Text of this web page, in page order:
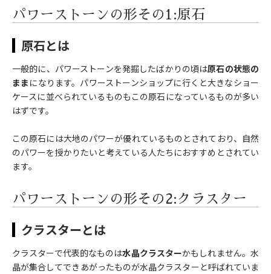
パワーストーンの形その1:原石
原石とは
一般的に、パワーストーンを発掘したばかりの頃は原石の状態の
まま になります。パワーストーンショップに行くと大きなショー
ケースに並べられているものもこの原石になっているものが多い
はずです。
この原石には大地のパワーが優れているものとされており、自然
のパワーを授かりたいと考えている人たちにおすすめとされてい
ます。
パワーストーンの形その2:クラスター
クラスターとは
クラスターで代表的なものは水晶クラスターかもしれません。水
晶が集合してできあがったものが水晶クラスターと呼ばれていま